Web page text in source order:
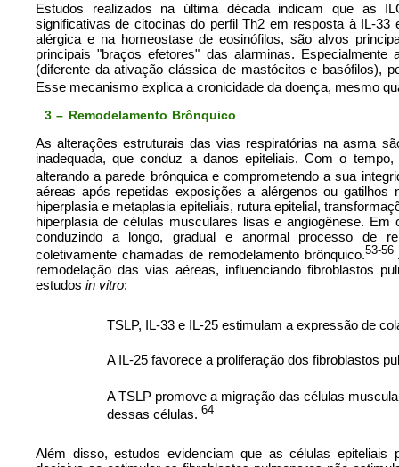
Estudos realizados na última década indicam que as
significativas de citocinas do perfil Th2 em resposta à IL-
alérgica e na homeostase de eosinófilos, são alvos
principais "braços efetores" das alarminas.
(diferente da ativação clássica de mastócitos e basófilos),
Esse mecanismo explica a cronicidade da doença, mesmo
3 – Remodelamento Brônquico
As alterações estruturais das vias respiratórias na asma
inadequada, que conduz a danos epiteliais. Com o
alterando a parede brônquica e comprometendo a sua
aéreas após repetidas exposições a alérgenos ou
hiperplasia e metaplasia epiteliais, rutura epitelial,
hiperplasia de células musculares lisas e angiogênese.
conduzindo a longo, gradual e anormal processo de
coletivamente chamadas de remodelamento brônquico.53-56
remodelação das vias aéreas, influenciando fibroblastos
estudos in vitro:
TSLP, IL-33 e IL-25 estimulam a expressão de
A IL-25 favorece a proliferação dos fibroblastos
A TSLP promove a migração das células
dessas células. 64
Além disso, estudos evidenciam que as células epiteliais